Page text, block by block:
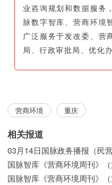
业咨询规划和数据服务
脉数字智库、营商环境
广泛服务于发改委、营
局、行政审批局、优化
营商环境 重庆
相关报道